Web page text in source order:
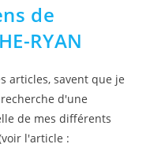
de
RYAN
articles, savent que je
d'une
de mes différents
l'article :